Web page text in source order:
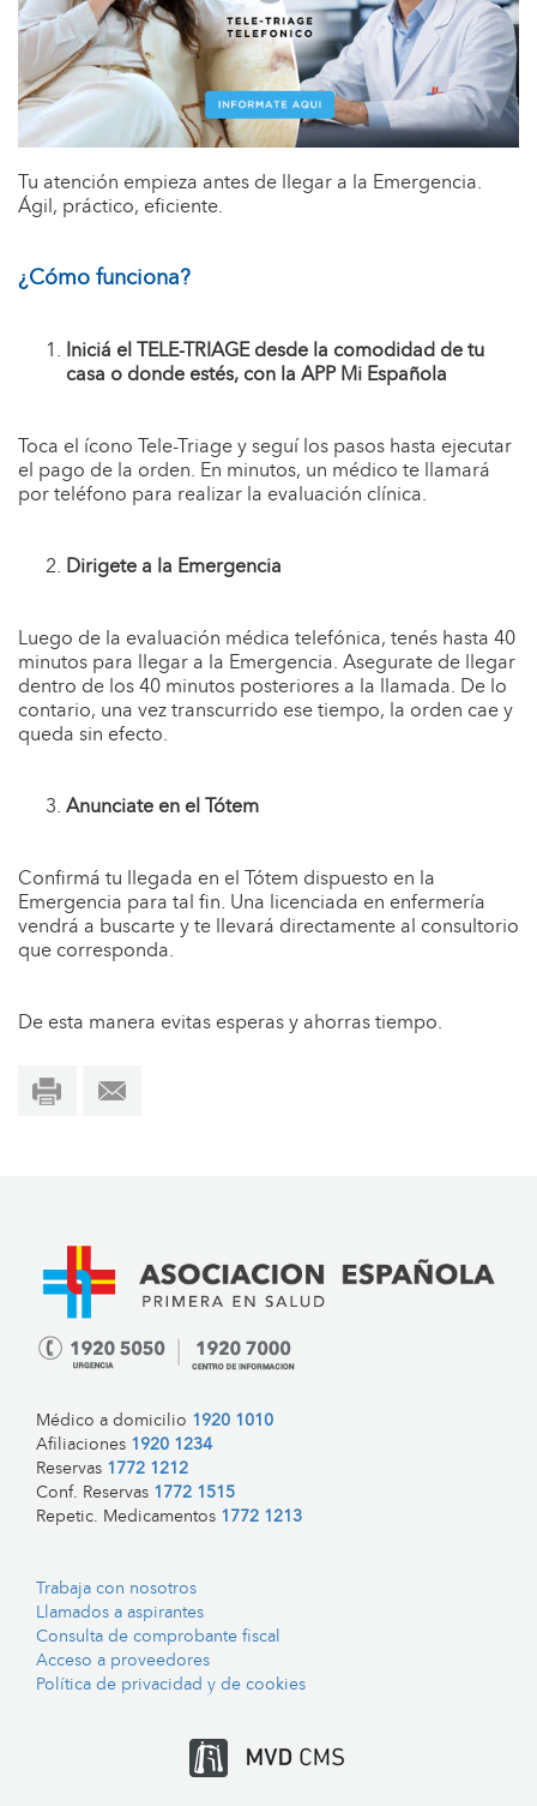
Tu atención empieza antes de llegar a la Emergencia.
Ágil, práctico, eficiente.
¿Cómo funciona?
Iniciá el TELE-TRIAGE desde la comodidad de tu
casa o donde estés, con la APP Mi Española
Toca el ícono Tele-Triage y seguí los pasos hasta ejecutar
el pago de la orden. En minutos, un médico te llamará
por teléfono para realizar la evaluación clínica.
Dirigete a la Emergencia
Luego de la evaluación médica telefónica, tenés hasta 40
minutos para llegar a la Emergencia. Asegurate de llegar
dentro de los 40 minutos posteriores a la llamada. De lo
contario, una vez transcurrido ese tiempo, la orden cae y
queda sin efecto.
Anunciate en el Tótem
Confirmá tu llegada en el Tótem dispuesto en la
Emergencia para tal fin. Una licenciada en enfermería
vendrá a buscarte y te llevará directamente al consultorio
que corresponda.
De esta manera evitas esperas y ahorras tiempo.
Médico a domicilio 1920 1010
Afiliaciones 1920 1234
Reservas 1772 1212
Conf. Reservas 1772 1515
Repetic. Medicamentos 1772 1213
Trabaja con nosotros
Llamados a aspirantes
Consulta de comprobante fiscal
Acceso a proveedores
Política de privacidad y de cookies